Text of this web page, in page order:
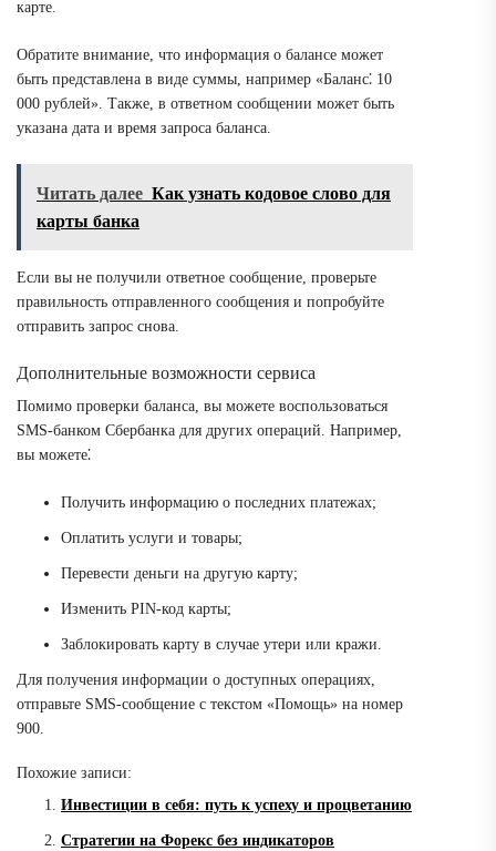
карте.
Обратите внимание, что информация о балансе может
быть представлена в виде суммы, например «Баланс⁚ 10
000 рублей». Также, в ответном сообщении может быть
указана дата и время запроса баланса.
Читать далее Как узнать кодовое слово для
карты банка
Если вы не получили ответное сообщение, проверьте
правильность отправленного сообщения и попробуйте
отправить запрос снова.
Дополнительные возможности сервиса
Помимо проверки баланса, вы можете воспользоваться
SMS-банком Сбербанка для других операций. Например,
вы можете⁚
Получить информацию о последних платежах;
Оплатить услуги и товары;
Перевести деньги на другую карту;
Изменить PIN-код карты;
Заблокировать карту в случае утери или кражи.
Для получения информации о доступных операциях,
отправьте SMS-сообщение с текстом «Помощь» на номер
900.
Похожие записи:
Инвестиции в себя: путь к успеху и процветанию
Стратегии на Форекс без индикаторов